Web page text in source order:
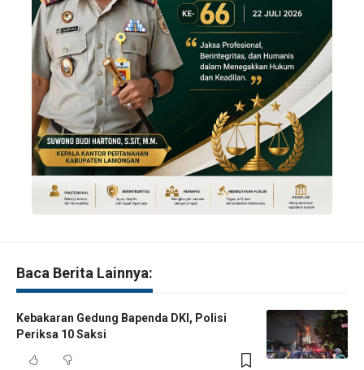
Baca Berita Lainnya:
Kebakaran Gedung Bapenda DKI, Polisi
Periksa 10 Saksi